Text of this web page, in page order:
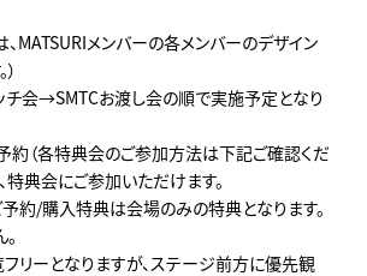
、MATSURIメンバーの各メンバーのデザイン
会→SMTCお渡し会の順で実施予定となり
約（各特典会のご参加方法は下記ご確認くだ
特典会にご参加いただけます。
約/購入特典は会場のみの特典となります。
リーとなりますが、ステージ前方に優先観